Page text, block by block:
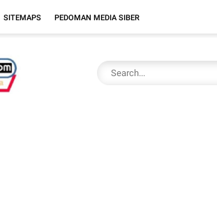
SITEMAPS PEDOMAN MEDIA SIBER